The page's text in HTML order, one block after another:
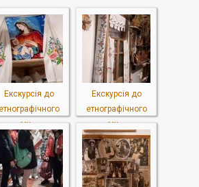
Екскурсія до
му...
Екскурсія до
етнографічного
му...